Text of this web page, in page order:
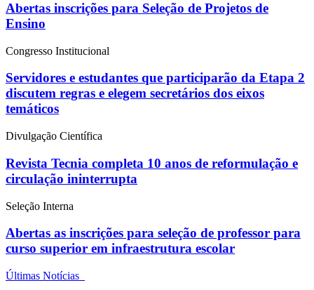
Abertas inscrições para Seleção de Projetos de
Ensino
Congresso Institucional
Servidores e estudantes que participarão da Etapa 2
discutem regras e elegem secretários dos eixos
temáticos
Divulgação Científica
Revista Tecnia completa 10 anos de reformulação e
circulação ininterrupta
Seleção Interna
Abertas as inscrições para seleção de professor para
curso superior em infraestrutura escolar
Últimas Notícias